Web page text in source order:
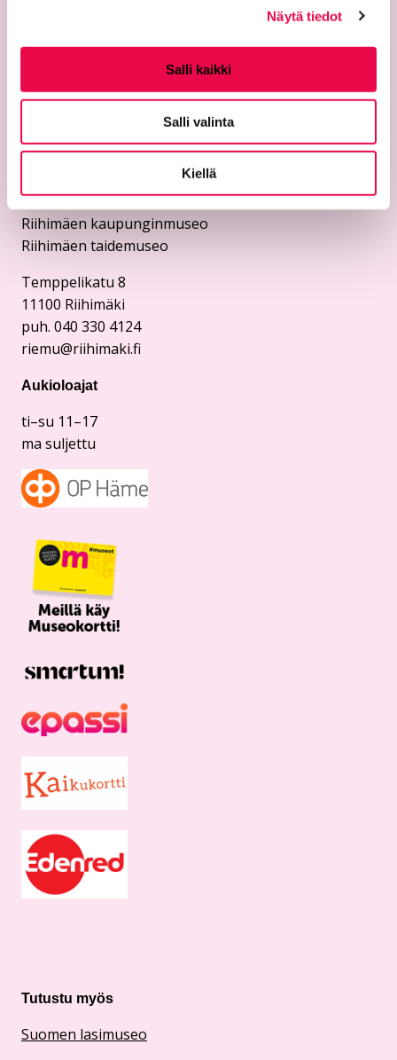
Näytä tiedot
Salli kaikki
Salli valinta
Kiellä
Riemu-museot
Riihimäen kaupunginmuseo
Riihimäen taidemuseo
Temppelikatu 8
11100 Riihimäki
puh. 040 330 4124
riemu@riihimaki.fi
Aukioloajat
ti–su 11–17
ma suljettu
Tutustu myös
Suomen lasimuseo